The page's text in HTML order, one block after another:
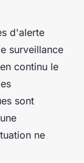
d'alerte
surveillance
continu le
sont
ne